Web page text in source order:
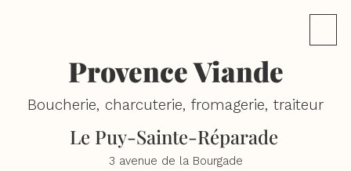
Provence Viande
Boucherie, charcuterie, fromagerie, traiteur
Le Puy-Sainte-Réparade
3 avenue de la Bourgade